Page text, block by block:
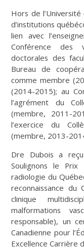
Hors de
d’institutions
lien avec
Conférence des
doctorales des
Bureau de
comme membre
(2014-2015); au
l’agrément du
(membre, 2011-
l’exercice du
(membre, 2013-
Dre Dubois a
Soulignons le Prix
radiologie du
reconnaissance du
clinique
malformations
responsable), un
Canadienne pour
Excellence Carrière